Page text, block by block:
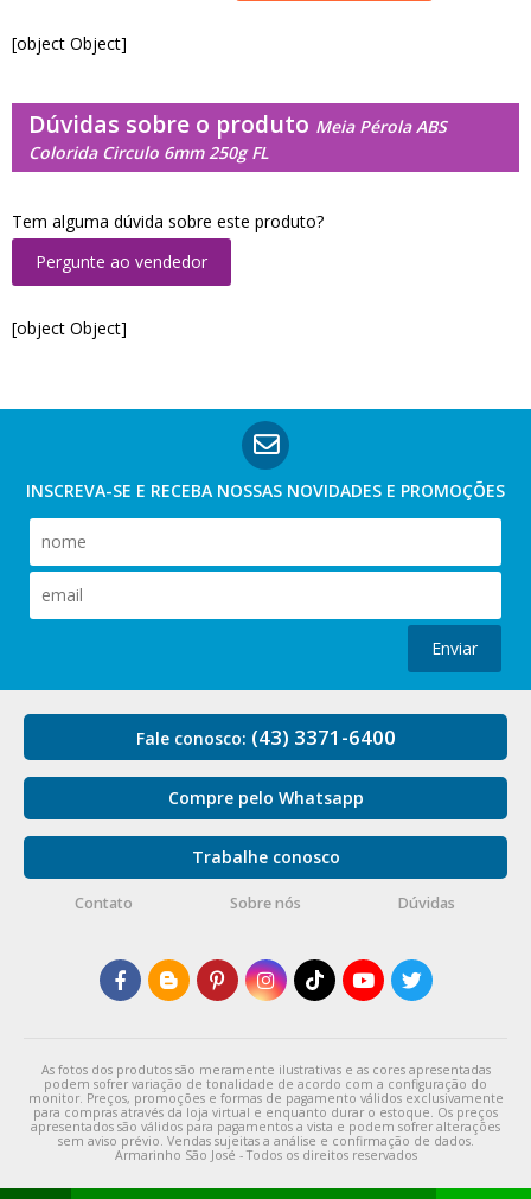
[object Object]
Dúvidas sobre o produto Meia Pérola ABS
Colorida Circulo 6mm 250g FL
Tem alguma dúvida sobre este produto?
Pergunte ao vendedor
[object Object]
INSCREVA-SE E RECEBA NOSSAS NOVIDADES E PROMOÇÕES
Enviar
Fale conosco: (43) 3371-6400
Compre pelo Whatsapp
Trabalhe conosco
Contato Sobre nós Dúvidas
As fotos dos produtos são meramente ilustrativas e as cores apresentadas
podem sofrer variação de tonalidade de acordo com a configuração do
monitor. Preços, promoções e formas de pagamento válidos exclusivamente
para compras através da loja virtual e enquanto durar o estoque. Os preços
apresentados são válidos para pagamentos a vista e podem sofrer alterações
sem aviso prévio. Vendas sujeitas a análise e confirmação de dados.
Armarinho São José - Todos os direitos reservados